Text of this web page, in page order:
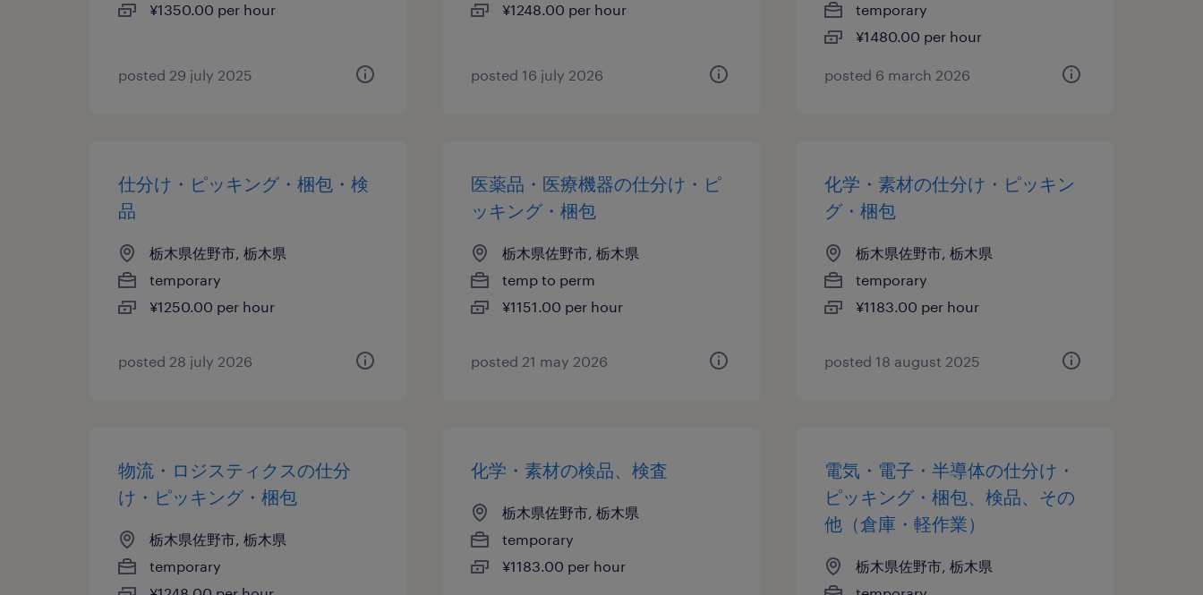
¥1350.00 per hour
posted 29 july 2025
¥1248.00 per hour
posted 16 july 2026
temporary
¥1480.00 per hour
posted 6 march 2026
仕分け・ピッキング・梱包・検
品
栃木県佐野市, 栃木県
temporary
¥1250.00 per hour
posted 28 july 2026
医薬品・医療機器の仕分け・ピ
ッキング・梱包
栃木県佐野市, 栃木県
temp to perm
¥1151.00 per hour
posted 21 may 2026
化学・素材の仕分け・ピッキン
グ・梱包
栃木県佐野市, 栃木県
temporary
¥1183.00 per hour
posted 18 august 2025
物流・ロジスティクスの仕分
け・ピッキング・梱包
栃木県佐野市, 栃木県
temporary
化学・素材の検品、検査
栃木県佐野市, 栃木県
temporary
¥1183.00 per hour
電気・電子・半導体の仕分け・
ピッキング・梱包、検品、その
他（倉庫・軽作業）
栃木県佐野市, 栃木県